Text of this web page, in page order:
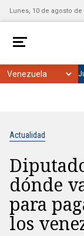
Lunes, 10 de agosto de
Actualidad
dónde
para
los